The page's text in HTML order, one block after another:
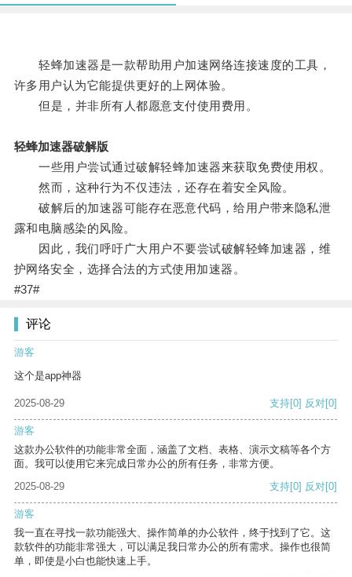
轻蜂加速器是一款帮助用户加速网络连接速度的工具，
许多用户认为它能提供更好的上网体验。
但是，并非所有人都愿意支付使用费用。
轻蜂加速器破解版
一些用户尝试通过破解轻蜂加速器来获取免费使用权。
然而，这种行为不仅违法，还存在着安全风险。
破解后的加速器可能存在恶意代码，给用户带来隐私泄
露和电脑感染的风险。
因此，我们呼吁广大用户不要尝试破解轻蜂加速器，维
护网络安全，选择合法的方式使用加速器。
#37#
评论
游客
这个是app神器
2025-08-29 支持[0] 反对[0]
游客
这款办公软件的功能非常全面，涵盖了文档、表格、演示文稿等各个方
面。我可以使用它来完成日常办公的所有任务，非常方便。
2025-08-29
支持[0] 反对[0]
游客
我一直在寻找一款功能强大、操作简单的办公软件，终于找到了它。这
款软件的功能非常强大，可以满足我日常办公的所有需求。操作也很简
单，即使是小白也能快速上手。